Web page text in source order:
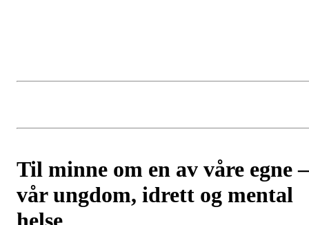
Til minne om en av våre egne –
vår ungdom, idrett og mental